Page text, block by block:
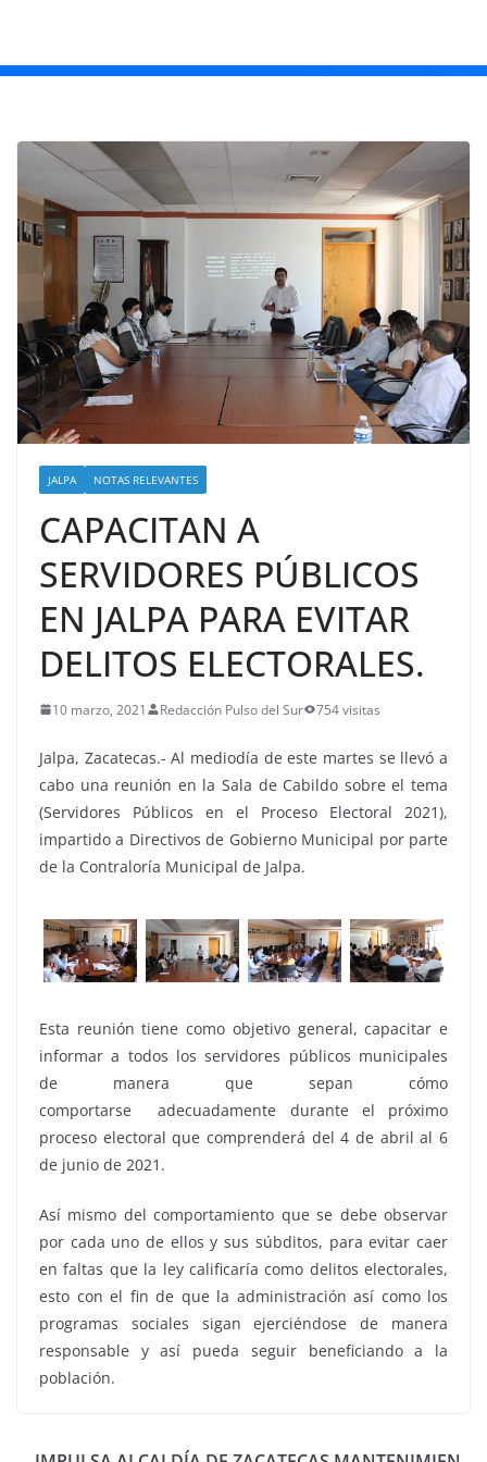
JALPA NOTAS RELEVANTES
CAPACITAN A
SERVIDORES PÚBLICOS
EN JALPA PARA EVITAR
DELITOS ELECTORALES.
10 marzo, 2021 Redacción Pulso del Sur 754 visitas
Jalpa, Zacatecas.- Al mediodía de este martes se llevó a
cabo una reunión en la Sala de Cabildo sobre el tema
(Servidores Públicos en el Proceso Electoral 2021),
impartido a Directivos de Gobierno Municipal por parte
de la Contraloría Municipal de Jalpa.
Esta reunión tiene como objetivo general, capacitar e
informar a todos los servidores públicos municipales
de manera que sepan cómo
comportarse adecuadamente durante el próximo
proceso electoral que comprenderá del 4 de abril al 6
de junio de 2021.
Así mismo del comportamiento que se debe observar
por cada uno de ellos y sus súbditos, para evitar caer
en faltas que la ley calificaría como delitos electorales,
esto con el fin de que la administración así como los
programas sociales sigan ejerciéndose de manera
responsable y así pueda seguir beneficiando a la
población.